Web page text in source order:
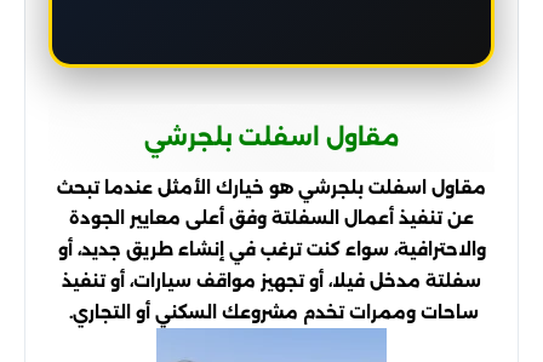
مقاول اسفلت بلجرشي
مقاول اسفلت بلجرشي هو خيارك الأمثل عندما تبحث
عن تنفيذ أعمال السفلتة وفق أعلى معايير الجودة
والاحترافية، سواء كنت ترغب في إنشاء طريق جديد، أو
سفلتة مدخل فيلا، أو تجهيز مواقف سيارات، أو تنفيذ
ساحات وممرات تخدم مشروعك السكني أو التجاري.